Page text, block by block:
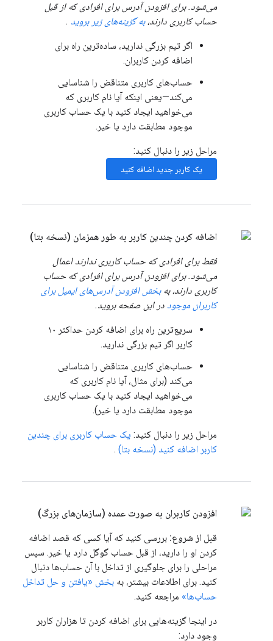
می‌شود. برای افزودن آدرس برای افرادی که از قبل
حساب کاربری دارند،به گزینه‌های زیر بروید .
اگر تیم بزرگی ندارید، ساده‌ترین راه برای
اضافه کردن کاربران.
حساب‌های کاربری متناقض را شناسایی
می‌کند—یعنی اینکه آیا نام کاربری که
می‌خواهید ایجاد کنید با یک حساب کاربری
موجود مطابقت دارد یا خیر.
مراحل زیر را دنبال کنید:
یک کاربر جدید اضافه کنید
اضافه کردن چندین کاربر به طور همزمان (نسخه بتا)
فقط برای افرادی که حساب کاربری ندارند اعمال
می‌شود. برای افزودن آدرس برای افرادی که حساب
کاربری دارند، بهبخش افزودن آدرس‌های ایمیل برای
کاربران موجود در این صفحه بروید.
سریع‌ترین راه برای اضافه کردن حداکثر ۱۰
کاربر اگر تیم بزرگی ندارید.
حساب‌های کاربری متناقض را شناسایی
می‌کند (برای مثال، آیا نام کاربری که
می‌خواهید ایجاد کنید با یک حساب کاربری
موجود مطابقت دارد یا خیر).
مراحل زیر را دنبال کنید: یک حساب کاربری برای چندین
کاربر اضافه کنید (نسخه بتا) .
افزودن کاربران به صورت عمده (سازمان‌های بزرگ)
قبل از شروع: بررسی کنید که آیا کسی که قصد اضافه
کردن او را دارید، از قبل حساب گوگل دارد یا خیر. سپس
مراحلی را برای جلوگیری از تداخل با آن حساب‌ها دنبال
کنید. برای اطلاعات بیشتر، به بخش «یافتن و حل تداخل
حساب‌ها» مراجعه کنید.
در اینجا گزینه‌هایی برای اضافه کردن تا هزاران کاربر
وجود دارد: